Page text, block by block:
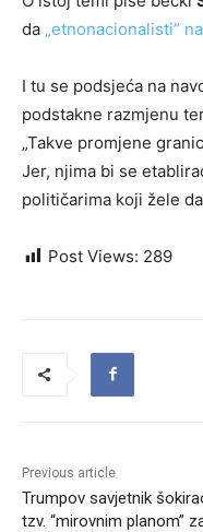
da „etnonacionalisti”
I tu se podsjeća na
podstakne razmjenu
„Takve promjene
Jer, njima bi se
političarima koji žele
Post Views: 289
Previous article
Trumpov savjetnik
tzv. “mirovnim planom”